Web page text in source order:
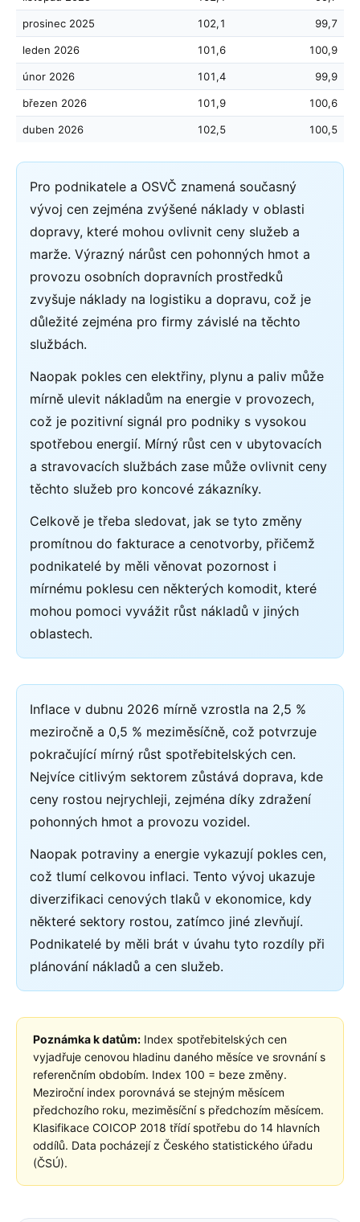
prosinec 2025 102,1 99,7
leden 2026 101,6 100,9
únor 2026 101,4 99,9
březen 2026 101,9 100,6
duben 2026 102,5 100,5
Pro podnikatele a OSVČ znamená současný
vývoj cen zejména zvýšené náklady v oblasti
dopravy, které mohou ovlivnit ceny služeb a
marže. Výrazný nárůst cen pohonných hmot a
provozu osobních dopravních prostředků
zvyšuje náklady na logistiku a dopravu, což je
důležité zejména pro firmy závislé na těchto
službách.
Naopak pokles cen elektřiny, plynu a paliv může
mírně ulevit nákladům na energie v provozech,
což je pozitivní signál pro podniky s vysokou
spotřebou energií. Mírný růst cen v ubytovacích
a stravovacích službách zase může ovlivnit ceny
těchto služeb pro koncové zákazníky.
Celkově je třeba sledovat, jak se tyto změny
promítnou do fakturace a cenotvorby, přičemž
podnikatelé by měli věnovat pozornost i
mírnému poklesu cen některých komodit, které
mohou pomoci vyvážit růst nákladů v jiných
oblastech.
Inflace v dubnu 2026 mírně vzrostla na 2,5 %
meziročně a 0,5 % meziměsíčně, což potvrzuje
pokračující mírný růst spotřebitelských cen.
Nejvíce citlivým sektorem zůstává doprava, kde
ceny rostou nejrychleji, zejména díky zdražení
pohonných hmot a provozu vozidel.
Naopak potraviny a energie vykazují pokles cen,
což tlumí celkovou inflaci. Tento vývoj ukazuje
diverzifikaci cenových tlaků v ekonomice, kdy
některé sektory rostou, zatímco jiné zlevňují.
Podnikatelé by měli brát v úvahu tyto rozdíly při
plánování nákladů a cen služeb.
Poznámka k datům: Index spotřebitelských cen
vyjadřuje cenovou hladinu daného měsíce ve srovnání s
referenčním obdobím. Index 100 = beze změny.
Meziroční index porovnává se stejným měsícem
předchozího roku, meziměsíční s předchozím měsícem.
Klasifikace COICOP 2018 třídí spotřebu do 14 hlavních
oddílů. Data pocházejí z Českého statistického úřadu
(ČSÚ).